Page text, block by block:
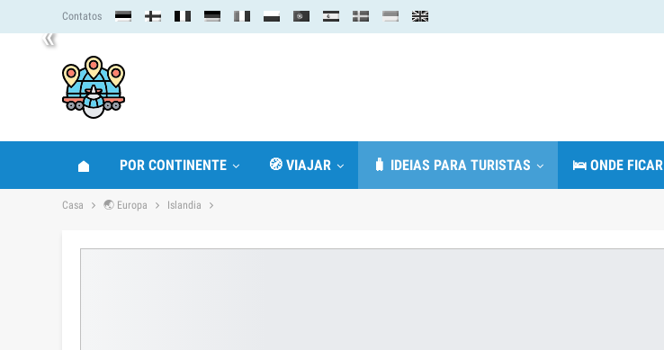
« Contatos
POR CONTINENTE 🧭 VIAJAR 🧳 IDEIAS PARA TURISTAS 🛌 ONDE FICAR
Casa 🌏 Europa Islandia